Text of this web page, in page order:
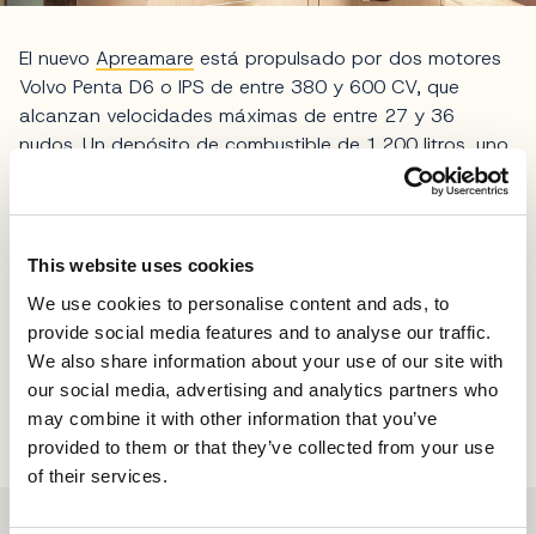
This website uses cookies
We use cookies to personalise content and ads, to
provide social media features and to analyse our traffic.
We also share information about your use of our site with
our social media, advertising and analytics partners who
may combine it with other information that you’ve
provided to them or that they’ve collected from your use
of their services.
El nuevo Apreamare está propulsado por dos motores
Volvo Penta D6 o IPS de entre 380 y 600 CV, que
alcanzan velocidades máximas de entre 27 y 36
nudos. Un depósito de combustible de 1.200 litros, uno
de los mayores de su clase, garantiza una gran
autonomía. El Gozzo 42 está homologado para un
Fotos Apreamare Yachts
Compartir